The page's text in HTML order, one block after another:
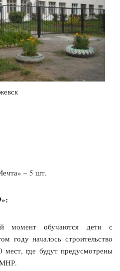
– 5 шт.
момент обучаются дети с
году началось строительство
где будут предусмотрены